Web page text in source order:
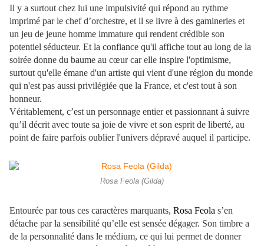
Il y a surtout chez lui une impulsivité qui répond au rythme
imprimé par le chef d’orchestre, et il se livre à des gamineries et
un jeu de jeune homme immature qui rendent crédible son
potentiel séducteur. Et la confiance qu'il affiche tout au long de la
soirée donne du baume au cœur car elle inspire l'optimisme,
surtout qu'elle émane d'un artiste qui vient d'une région du monde
qui n'est pas aussi privilégiée que la France, et c'est tout à son
honneur.
Véritablement, c’est un personnage entier et passionnant à suivre
qu’il décrit avec toute sa joie de vivre et son esprit de liberté, au
point de faire parfois oublier l'univers dépravé auquel il participe.
Rosa Feola (Gilda)
Entourée par tous ces caractères marquants, Rosa Feola s’en
détache par la sensibilité qu’elle est sensée dégager. Son timbre a
de la personnalité dans le médium, ce qui lui permet de donner